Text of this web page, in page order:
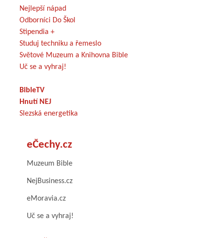
Nejlepší nápad
Odborníci Do Škol
Stipendia +
Studuj techniku a řemeslo
Světové Muzeum a Knihovna Bible
Uč se a vyhraj!
BibleTV
Hnutí NEJ
Slezská energetika
eČechy.cz
Muzeum Bible
NejBusiness.cz
eMoravia.cz
Uč se a vyhraj!